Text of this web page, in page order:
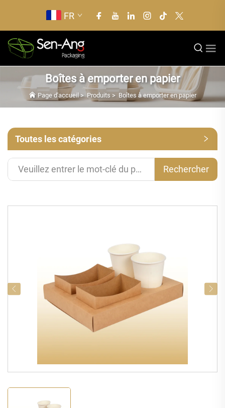
FR
Boîtes à emporter en papier
Page d'accueil>Produits > Boîtes à emporter en papier
Toutes les catégories
Rechercher